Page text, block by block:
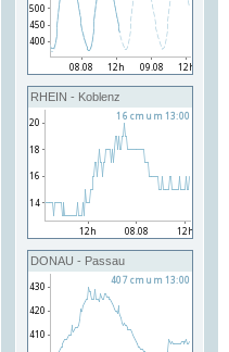
RHEIN - Koblenz
DONAU - Passau